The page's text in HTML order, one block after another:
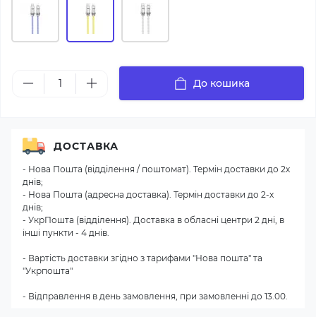
До кошика
ДОСТАВКА
- Нова Пошта (відділення / поштомат). Термін доставки до 2х
днів;
- Нова Пошта (адресна доставка). Термін доставки до 2-х
днів;
- УкрПошта (відділення). Доставка в обласні центри 2 дні, в
інші пункти - 4 днів.
- Вартість доставки згідно з тарифами "Нова пошта" та
"Укрпошта"
- Відправлення в день замовлення, при замовленні до 13.00.